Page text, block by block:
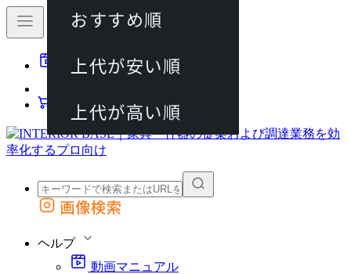
動画マニュアル
カート
外部サイトの商品をカートに追加
画像検索
ヘルプ
動画マニュアル
おすすめ順
上代が安い順
上代が高い順